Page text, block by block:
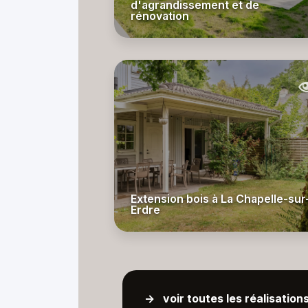
d'agrandissement et de
rénovation
Extension bois à La Chapelle-
Erdre
-> voir toutes les